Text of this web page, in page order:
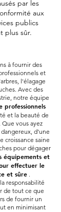
par les
aux
publics
plus sûr.
à fournir des
et
l'élagage
Avec des
notre équipe
professionnels
et la beauté de
Que vous ayez
d'une
croissance saine
pour dégager
équipements et
effectuer le
et sûre .
responsabilité
de tout ce que
de fournir un
en minimisant